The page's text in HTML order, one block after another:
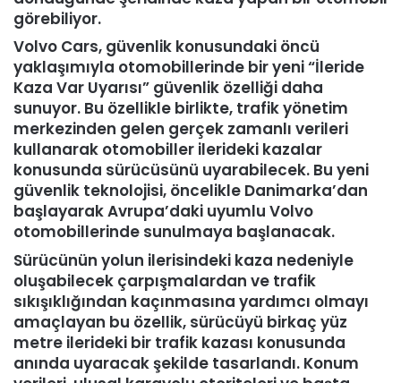
görebiliyor.
Volvo Cars, güvenlik konusundaki öncü
yaklaşımıyla otomobillerinde bir yeni “İleride
Kaza Var Uyarısı” güvenlik özelliği daha
sunuyor. Bu özellikle birlikte, trafik yönetim
merkezinden gelen gerçek zamanlı verileri
kullanarak otomobiller ilerideki kazalar
konusunda sürücüsünü uyarabilecek. Bu yeni
güvenlik teknolojisi, öncelikle Danimarka’dan
başlayarak Avrupa’daki uyumlu Volvo
otomobillerinde sunulmaya başlanacak.
Sürücünün yolun ilerisindeki kaza nedeniyle
oluşabilecek çarpışmalardan ve trafik
sıkışıklığından kaçınmasına yardımcı olmayı
amaçlayan bu özellik, sürücüyü birkaç yüz
metre ilerideki bir trafik kazası konusunda
anında uyaracak şekilde tasarlandı. Konum